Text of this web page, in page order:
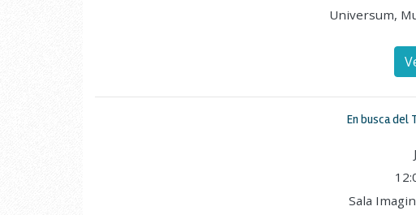
Universum,
En busca del
Sala